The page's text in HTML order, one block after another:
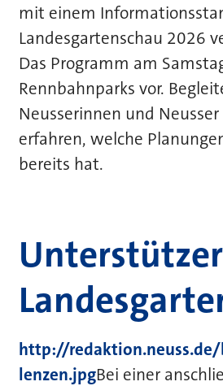
mit einem
Landesgartenschau 2026
Das Programm am
Rennbahnparks vor.
Neusserinnen und
erfahren, welche
bereits hat.
http://
lenzen.jpgBei einer